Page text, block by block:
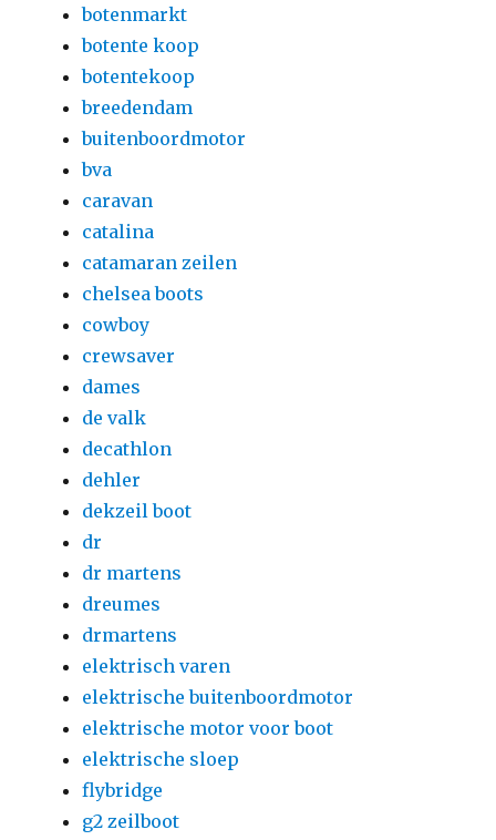
botenmarkt
botente koop
botentekoop
breedendam
buitenboordmotor
bva
caravan
catalina
catamaran zeilen
chelsea boots
cowboy
crewsaver
dames
de valk
decathlon
dehler
dekzeil boot
dr
dr martens
dreumes
drmartens
elektrisch varen
elektrische buitenboordmotor
elektrische motor voor boot
elektrische sloep
flybridge
g2 zeilboot